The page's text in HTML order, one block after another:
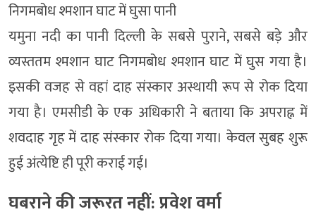
निगमबोध श्मशान घाट में घुसा पानी
यमुना नदी का पानी दिल्ली के सबसे पुराने, सबसे बड़े और
व्यस्ततम श्मशान घाट निगमबोध श्मशान घाट में घुस गया है।
इसकी वजह से वहां दाह संस्कार अस्थायी रूप से रोक दिया
गया है। एमसीडी के एक अधिकारी ने बताया कि अपराह्न में
शवदाह गृह में दाह संस्कार रोक दिया गया। केवल सुबह शुरू
हुई अंत्येष्टि ही पूरी कराई गई।
घबराने की जरूरत नहीं: प्रवेश वर्मा